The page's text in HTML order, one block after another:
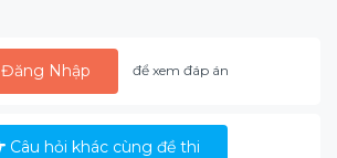
Đăng Nhập để xem đáp án
Câu hỏi khác cùng đề thi